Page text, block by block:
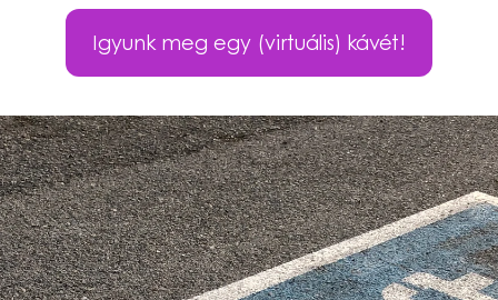
Igyunk meg egy (virtuális) kávét!